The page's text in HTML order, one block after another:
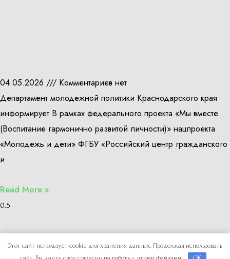
04.05.2026
Комментариев нет
Департамент молодежной политики Краснодарского края
информирует В рамках федерального проекта «Мы вместе
(Воспитание гармонично развитой личности)» нацпроекта
«Молодежь и дети» ФГБУ «Российский центр гражданского
и
Read More »
Copyright © 2026 Отдел по делам молодежи
Этот сайт использует cookie для хранения данных. Продолжая использовать